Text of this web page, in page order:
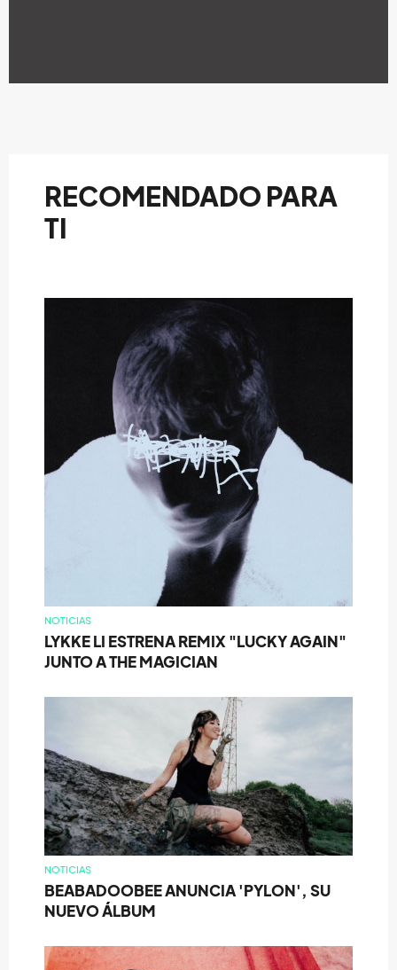
RECOMENDADO PARA
TI
NOTICIAS
LYKKE LI ESTRENA REMIX "LUCKY AGAIN"
JUNTO A THE MAGICIAN
NOTICIAS
BEABADOOBEE ANUNCIA 'PYLON', SU
NUEVO ÁLBUM